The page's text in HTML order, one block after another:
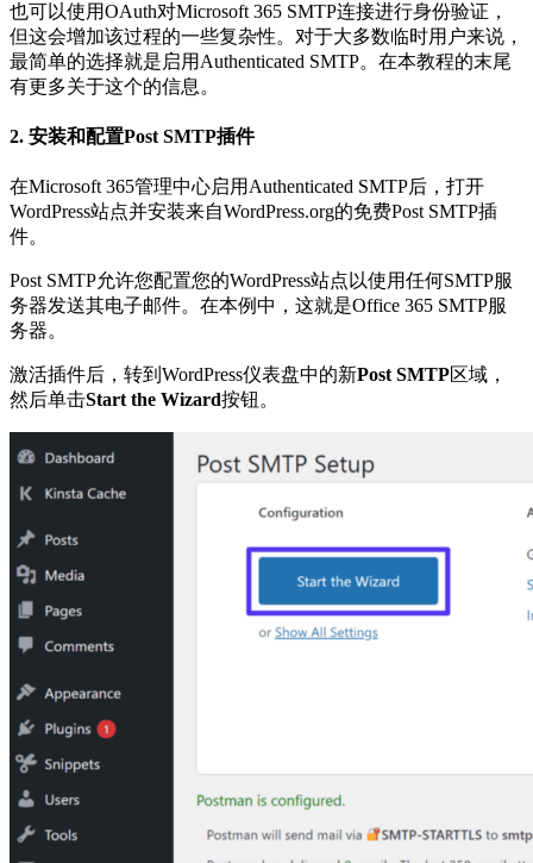
也可以使用OAuth对Microsoft 365 SMTP连接进行身份验证，
但这会增加该过程的一些复杂性。对于大多数临时用户来说，
最简单的选择就是启用Authenticated SMTP。在本教程的末尾
有更多关于这个的信息。
2. 安装和配置Post SMTP插件
在Microsoft 365管理中心启用Authenticated SMTP后，打开
WordPress站点并安装来自WordPress.org的免费Post SMTP插
件。
Post SMTP允许您配置您的WordPress站点以使用任何SMTP服
务器发送其电子邮件。在本例中，这就是Office 365 SMTP服
务器。
激活插件后，转到WordPress仪表盘中的新Post SMTP区域，
然后单击Start the Wizard按钮。